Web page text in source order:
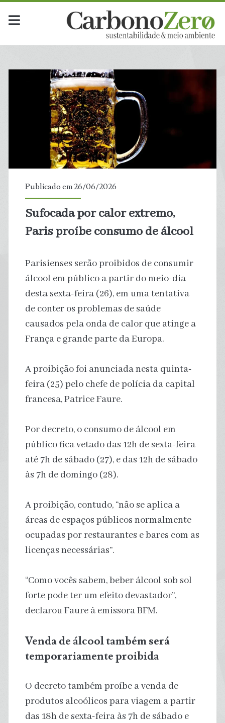
Publicado em 26/06/2026
Sufocada por calor extremo,
Paris proíbe consumo de álcool
Parisienses serão proibidos de consumir
⁠álcool em público a partir do meio-dia
desta sexta-feira (26), em uma tentativa
de conter os problemas de saúde
causados pela onda de calor que atinge a
França e grande parte da Europa.
A proibição foi anunciada nesta quinta-
feira (25) pelo chefe de polícia da capital
francesa, Patrice Faure.
Por decreto, o consumo de álcool em
público fica vetado das 12h de sexta-feira
até 7h de sábado (27), e das 12h de sábado
às 7h de domingo (28).
A proibição, contudo, “não se aplica a
áreas de espaços públicos normalmente
ocupadas por restaurantes e bares com as
licenças necessárias”.
“Como vocês sabem, beber álcool sob sol
forte pode ter um efeito devastador”,
declarou Faure à emissora BFM.
Venda de álcool também será
temporariamente proibida
O decreto também proíbe a venda de
produtos alcoólicos para viagem a partir
das 18h de sexta-feira às 7h de sábado e